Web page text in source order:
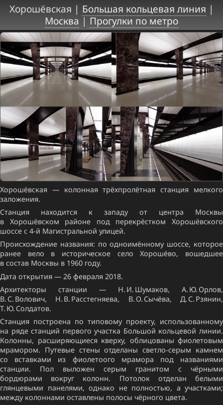
Хорошёвская | Большая кольцевая линия |
Москва |Прогулки по метро
Хорошёвская — колонная трёхпролётная станция мелкого
заложения.
Станция находится к западу от центра Москвы
в Хорошёвском районе под перекрёстком Хорошёвского
шоссе с 4-й Магистральной улицей.
Происхождение названия: по одноимённому шоссе, которое
ранее вело в историческое село Хорошёво, вошедшее
в состав Москвы в 1960 году.
Дата открытия — 26 февраля 2018.
Архитекторы станции — Н. И. Шумаков, А. Ю. Орлов,
В. С. Волович, Н. В. Расстегняева, В. О. Сычёва, Д. С. Рзянин,
Т. Ю. Солдатов.
Станция построена по типовому проекту, использованному
на ряде станций первого участка Большой кольцевой линии.
Колонны, расширяющиеся кверху, облицованы фиолетовым
мрамором. Путевые стены отделаны светло-серым камнем
со вставками из фиолетоого мрамора под названиями
станции. Пол выложен серым гранитом с чёрными
бордюрами вокруг колонн. Потолок отделан белыми
глянцевыми панелями, однако не полностью, а участками;
между колоннами оставлены полосы чёрного цвета.